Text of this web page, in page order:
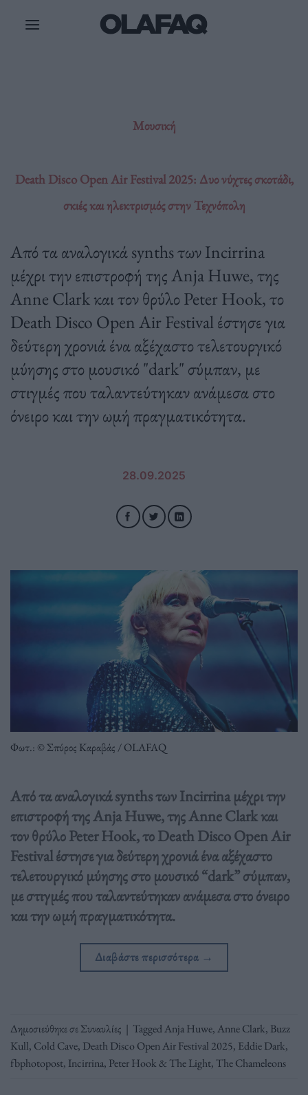
Μουσική
Death Disco Open Air Festival 2025: Δυο νύχτες σκοτάδι,
σκιές και ηλεκτρισμός στην Τεχνόπολη
Από τα αναλογικά synths των Incirrina
μέχρι την επιστροφή της Anja Huwe, της
Anne Clark και τον θρύλο Peter Hook, το
Death Disco Open Air Festival έστησε για
δεύτερη χρονιά ένα αξέχαστο τελετουργικό
μύησης στο μουσικό "dark" σύμπαν, με
στιγμές που ταλαντεύτηκαν ανάμεσα στο
όνειρο και την ωμή πραγματικότητα.
28.09.2025
Φωτ.: © Σπύρος Καραβάς / OLAFAQ
Από τα αναλογικά synths των Incirrina μέχρι την
επιστροφή της Anja Huwe, της Anne Clark και
τον θρύλο Peter Hook, το Death Disco Open Air
Festival έστησε για δεύτερη χρονιά ένα αξέχαστο
τελετουργικό μύησης στο μουσικό “dark” σύμπαν,
με στιγμές που ταλαντεύτηκαν ανάμεσα στο όνειρο
και την ωμή πραγματικότητα.
Διαβάστε περισσότερα →
Δημοσιεύθηκε σεΣυναυλίες | TaggedAnja Huwe,Anne Clark, Buzz
Kull, Cold Cave, Death Disco Open Air Festival 2025, Eddie Dark,
fbphotopost, Incirrina, Peter Hook & The Light, The Chameleons